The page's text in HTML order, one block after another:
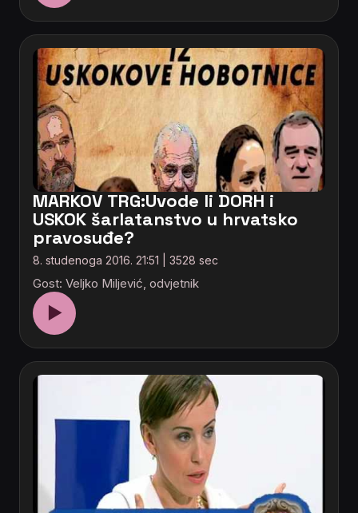
MARKOV TRG:Uvode li DORH i
USKOK šarlatanstvo u hrvatsko
pravosuđe?
8. studenoga 2016. 21:51 | 3528 sec
Gost: Veljko Miljević, odvjetnik
▶